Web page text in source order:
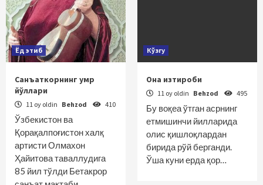
Ёд этиб
Санъаткорнинг умр
йўллари
11 oy oldin Behzod 410
Ўзбекистон ва
Қорақалпоғистон халқ
артисти Олмахон
Ҳайитова таваллудига
85 йил тўлди Бетакрор
Кўзгу
Она изтироби
11 oy oldin Behzod 495
Бу воқеа ўтган асрнинг
етмишинчи йилларида
олис қишлоқлардан
бирида рўй берганди.
Ўша куни ерда қор…